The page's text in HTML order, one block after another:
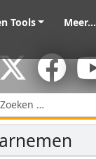
Tools Meer...